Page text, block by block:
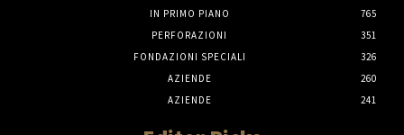
IN PRIMO PIANO
765
PERFORAZIONI
351
FONDAZIONI SPECIALI
326
AZIENDE
260
AZIENDE
241